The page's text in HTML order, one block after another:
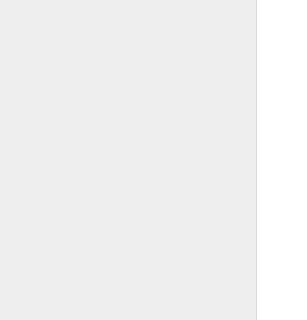
3
The most
a very
the